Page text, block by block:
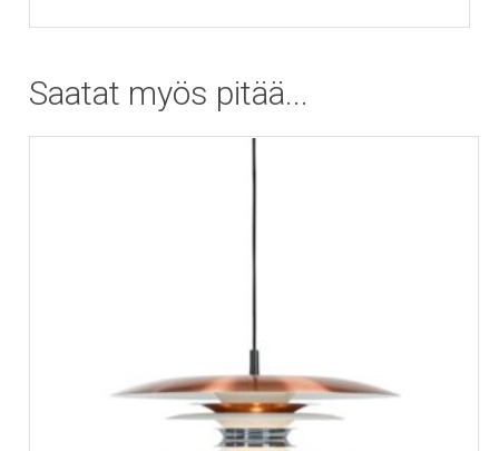
Saatat myös pitää...